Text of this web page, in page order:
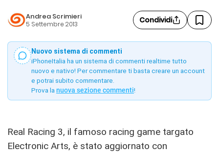
Andrea Scrimieri
5 Settembre 2013 Condividi
Nuovo sistema di commenti
iPhoneItalia ha un sistema di commenti realtime tutto
nuovo e nativo! Per commentare ti basta creare un account
e potrai subito commentare.
Prova la nuova sezione commenti!
Real Racing 3, il famoso racing game targato
Electronic Arts, è stato aggiornato con